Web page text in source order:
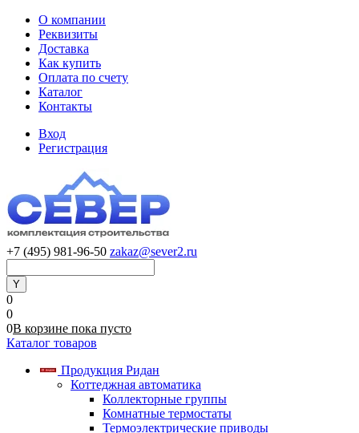
О компании
Реквизиты
Доставка
Как купить
Оплата по счету
Каталог
Контакты
Вход
Регистрация
+7 (495) 981-96-50 zakaz@sever2.ru
0
0
0В корзине пока пусто
Каталог товаров
Продукция Ридан
Коттеджная автоматика
Коллекторные группы
Комнатные термостаты
Термоэлектрические приводы